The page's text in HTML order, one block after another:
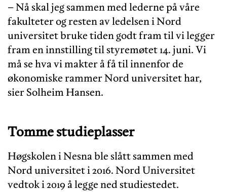
– Nå skal jeg sammen med lederne på våre
fakulteter og resten av ledelsen i Nord
universitet bruke tiden godt fram til vi legger
fram en innstilling til styremøtet 14. juni. Vi
må se hva vi makter å få til innenfor de
økonomiske rammer Nord universitet har,
sier Solheim Hansen.
Tomme studieplasser
Høgskolen i Nesna ble slått sammen med
Nord universitet i 2016. Nord Universitet
vedtok i 2019 å legge ned studiestedet.